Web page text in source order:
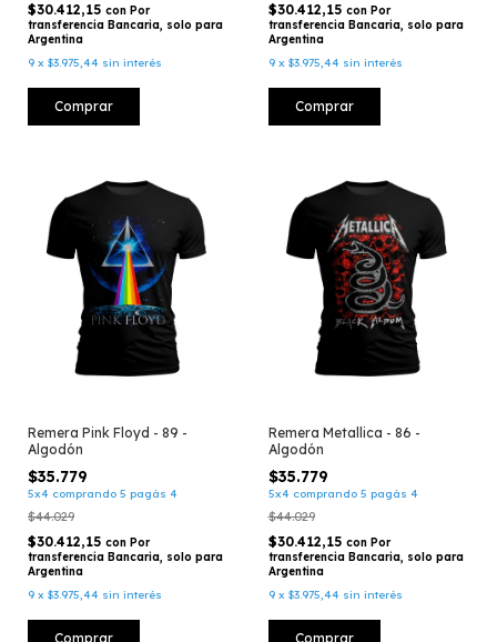
$30.412,15 con Por
transferencia Bancaria, solo para
Argentina
9 x $3.975,44 sin interés
Comprar
$30.412,15 con Por
transferencia Bancaria, solo para
Argentina
9 x $3.975,44 sin interés
Comprar
Remera Pink Floyd - 89 -
Algodón
$35.779
5x4 comprando 5 pagás 4
$44.029
$30.412,15 con Por
transferencia Bancaria, solo para
Argentina
9 x $3.975,44 sin interés
Comprar
Remera Metallica - 86 -
Algodón
$35.779
5x4 comprando 5 pagás 4
$44.029
$30.412,15 con Por
transferencia Bancaria, solo para
Argentina
9 x $3.975,44 sin interés
Comprar